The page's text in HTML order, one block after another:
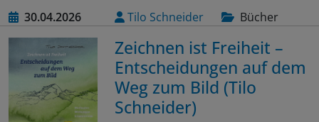
30.04.2026 Tilo Schneider Bücher
Zeichnen ist Freiheit –
Entscheidungen auf dem
Weg zum Bild (Tilo
Schneider)